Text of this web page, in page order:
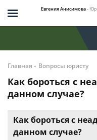
Евгения Анисимова-
Главная - Вопросы юристу
Как бороться с
данном случае?
Как бороться с
данном случае?